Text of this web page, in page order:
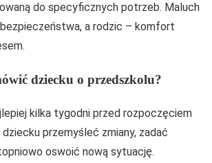
do specyficznych potrzeb. Maluch
a rodzic – komfort
dziecku o przedszkolu?
kilka tygodni przed rozpoczęciem
przemyśleć zmiany, zadać
oswoić nową sytuację.